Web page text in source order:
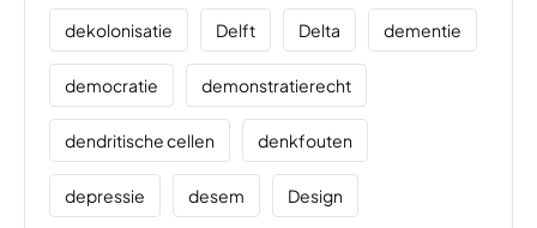
dekolonisatie Delft Delta dementie
democratie demonstratierecht
dendritische cellen denkfouten
depressie desem Design